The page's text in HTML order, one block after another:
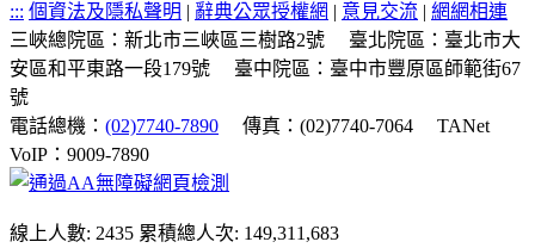
::: 個資法及隱私聲明 | 辭典公眾授權網 | 意見交流 | 網網相連
三峽總院區：新北市三峽區三樹路2號
臺北院區：臺北市大
安區和平東路一段179號
臺中院區：臺中市豐原區師範街67
號
電話總機： (02)7740-7890 傳真：(02)7740-7064
TANet
VoIP：9009-7890
線上人數: 2435 累積總人次: 149,311,683